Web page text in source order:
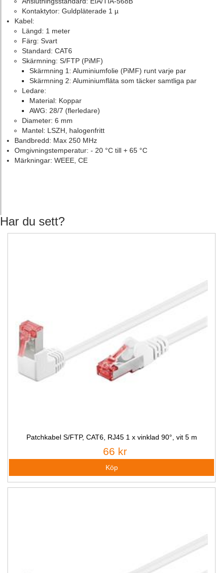
Kontaktytor: Guldpläterade 1 µ
Kabel:
Längd: 1 meter
Färg: Svart
Standard: CAT6
Skärmning: S/FTP (PiMF)
Skärmning 1: Aluminiumfolie (PiMF) runt varje par
Skärmning 2: Aluminiumfläta som täcker samtliga par
Ledare:
Material: Koppar
AWG: 28/7 (flerledare)
Diameter: 6 mm
Mantel: LSZH, halogenfritt
Bandbredd: Max 250 MHz
Omgivningstemperatur: - 20 °C till + 65 °C
Märkningar: WEEE, CE
Har du sett?
Patchkabel S/FTP, CAT6, RJ45 1 x vinklad 90°, vit 5 m
66 kr